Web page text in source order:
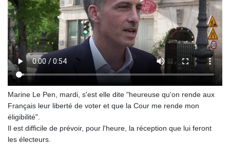
Marine Le Pen, mardi, s'est elle dite "heureuse qu'on rende aux
Français leur liberté de voter et que la Cour me rende mon
éligibilité".
Il est difficile de prévoir, pour l'heure, la réception que lui feront
les électeurs.